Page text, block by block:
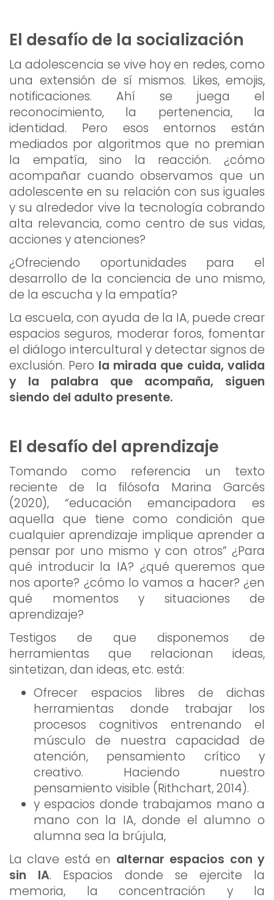
El desafío de la socialización
La adolescencia se vive hoy en redes, como
una extensión de sí mismos. Likes, emojis,
notificaciones. Ahí se juega el
reconocimiento, la pertenencia, la
identidad. Pero esos entornos están
mediados por algoritmos que no premian
la empatía, sino la reacción. ¿cómo
acompañar cuando observamos que un
adolescente en su relación con sus iguales
y su alrededor vive la tecnología cobrando
alta relevancia, como centro de sus vidas,
acciones y atenciones?
¿Ofreciendo oportunidades para el
desarrollo de la conciencia de uno mismo,
de la escucha y la empatía?
La escuela, con ayuda de la IA, puede crear
espacios seguros, moderar foros, fomentar
el diálogo intercultural y detectar signos de
exclusión. Pero la mirada que cuida, valida
y la palabra que acompaña, siguen
siendo del adulto presente.
El desafío del aprendizaje
Tomando como referencia un texto
reciente de la filósofa Marina Garcés
(2020), “educación emancipadora es
aquella que tiene como condición que
cualquier aprendizaje implique aprender a
pensar por uno mismo y con otros” ¿Para
qué introducir la IA? ¿qué queremos que
nos aporte? ¿cómo lo vamos a hacer? ¿en
qué momentos y situaciones de
aprendizaje?
Testigos de que disponemos de
herramientas que relacionan ideas,
sintetizan, dan ideas, etc. está:
Ofrecer espacios libres de dichas
herramientas donde trabajar los
procesos cognitivos entrenando el
músculo de nuestra capacidad de
atención, pensamiento crítico y
creativo. Haciendo nuestro
pensamiento visible (Rithchart, 2014).
y espacios donde trabajamos mano a
mano con la IA, donde el alumno o
alumna sea la brújula,
La clave está en alternar espacios con y
sin IA. Espacios donde se ejercite la
memoria, la concentración y la